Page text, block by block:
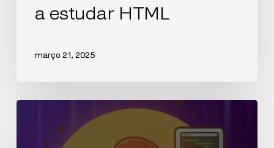
a estudar HTML
março 21, 2025